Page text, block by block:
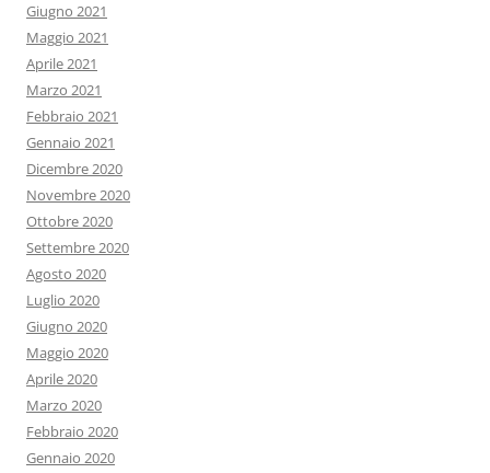
Giugno 2021
Maggio 2021
Aprile 2021
Marzo 2021
Febbraio 2021
Gennaio 2021
Dicembre 2020
Novembre 2020
Ottobre 2020
Settembre 2020
Agosto 2020
Luglio 2020
Giugno 2020
Maggio 2020
Aprile 2020
Marzo 2020
Febbraio 2020
Gennaio 2020